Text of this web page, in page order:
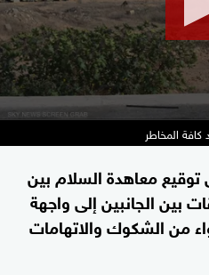
المخاطر
توقيع معاهدة السلام بين
بين الجانبين إلى واجهة
من الشكوك والاتهامات